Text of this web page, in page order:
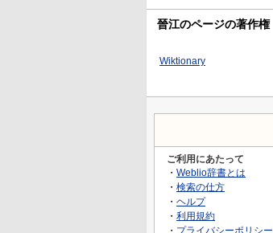
晉江のページの著作権
Wiktionary
ご利用にあたって
・ Weblio辞書とは
・ 検索の仕方
・ ヘルプ
・ 利用規約
・ プライバシーポリシー